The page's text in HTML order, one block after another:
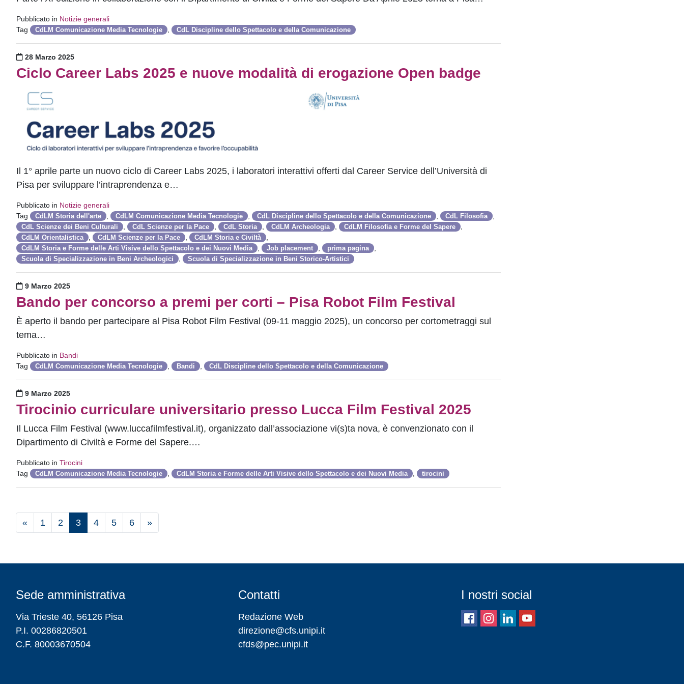
Pubblicato in Notizie generali
Tag
CdLM Comunicazione Media Tecnologie CdL Discipline dello Spettacolo e della Comunicazione
Pubblicato il
28 Marzo 2025
Ciclo Career Labs 2025 e nuove modalità di erogazione Open badge
Il 1° aprile parte un nuovo ciclo di Career Labs 2025, i laboratori interattivi offerti dal Career Service dell’Università di
Pisa per sviluppare l’intraprendenza e…
Pubblicato in Notizie generali
Tag
CdLM Storia dell'arte CdLM Comunicazione Media Tecnologie CdL Discipline dello Spettacolo e della Comunicazione CdL Filosofia
CdL Scienze dei Beni Culturali CdL Scienze per la Pace CdL Storia CdLM Archeologia CdLM Filosofia e Forme del Sapere
CdLM Orientalistica CdLM Scienze per la Pace CdLM Storia e Civiltà
CdLM Storia e Forme delle Arti Visive dello Spettacolo e dei Nuovi Media Job placement prima pagina
Scuola di Specializzazione in Beni Archeologici Scuola di Specializzazione in Beni Storico-Artistici
Pubblicato il
9 Marzo 2025
Bando per concorso a premi per corti – Pisa Robot Film Festival
È aperto il bando per partecipare al Pisa Robot Film Festival (09-11 maggio 2025), un concorso per cortometraggi sul
tema…
Pubblicato in Bandi
Tag
CdLM Comunicazione Media Tecnologie Bandi CdL Discipline dello Spettacolo e della Comunicazione
Pubblicato il
9 Marzo 2025
Tirocinio curriculare universitario presso Lucca Film Festival 2025
Il Lucca Film Festival (www.luccafilmfestival.it), organizzato dall’associazione vi(s)ta nova, è convenzionato con il
Dipartimento di Civiltà e Forme del Sapere.…
Pubblicato in Tirocini
Tag
CdLM Comunicazione Media Tecnologie CdLM Storia e Forme delle Arti Visive dello Spettacolo e dei Nuovi Media tirocini
« 1 2 3 4 5 6 »
Sede amministrativa
Via Trieste 40, 56126 Pisa
P.I. 00286820501
C.F. 80003670504
Contatti
Redazione Web
direzione@cfs.unipi.it
cfds@pec.unipi.it
I nostri social